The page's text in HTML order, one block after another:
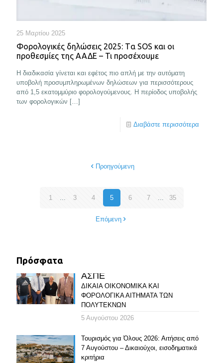
25 Μαρτίου 2025
Φορολογικές δηλώσεις 2025: Tα SOS και οι
προθεσμίες της ΑΑΔΕ – Τι προσέχουμε
Η διαδικασία γίνεται και εφέτος πιο απλή με την αυτόματη
υποβολή προσυμπληρωμένων δηλώσεων για περισσότερους
από 1,5 εκατομμύριο φορολογούμενους. Η περίοδος υποβολής
των φορολογικών […]
Διαβάστε περισσότερα
Προηγούμενη
1 ... 3 4 5 6 7 ... 35
Επόμενη
Πρόσφατα
ΑΣΠΕ
ΔΙΚΑΙΑ ΟΙΚΟΝΟΜΙΚΑ ΚΑΙ
ΦΟΡΟΛΟΓΙΚΑ ΑΙΤΗΜΑΤΑ ΤΩΝ
ΠΟΛΥΤΕΚΝΩΝ
5 Αυγούστου 2026
Τουρισμός για Όλους 2026: Αιτήσεις από
7 Αυγούστου – Δικαιούχοι, εισοδηματικά
κριτήρια